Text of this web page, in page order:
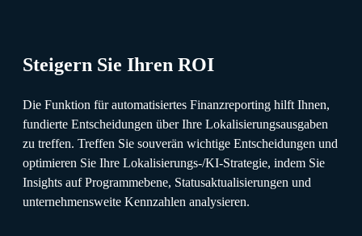
Steigern Sie Ihren ROI
Die Funktion für automatisiertes Finanzreporting hilft Ihnen,
fundierte Entscheidungen über Ihre Lokalisierungsausgaben
zu treffen. Treffen Sie souverän wichtige Entscheidungen und
optimieren Sie Ihre Lokalisierungs-/KI-Strategie, indem Sie
Insights auf Programmebene, Statusaktualisierungen und
unternehmensweite Kennzahlen analysieren.